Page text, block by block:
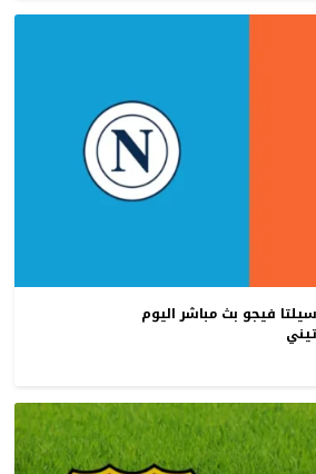
فيجو بث مباشر اليوم